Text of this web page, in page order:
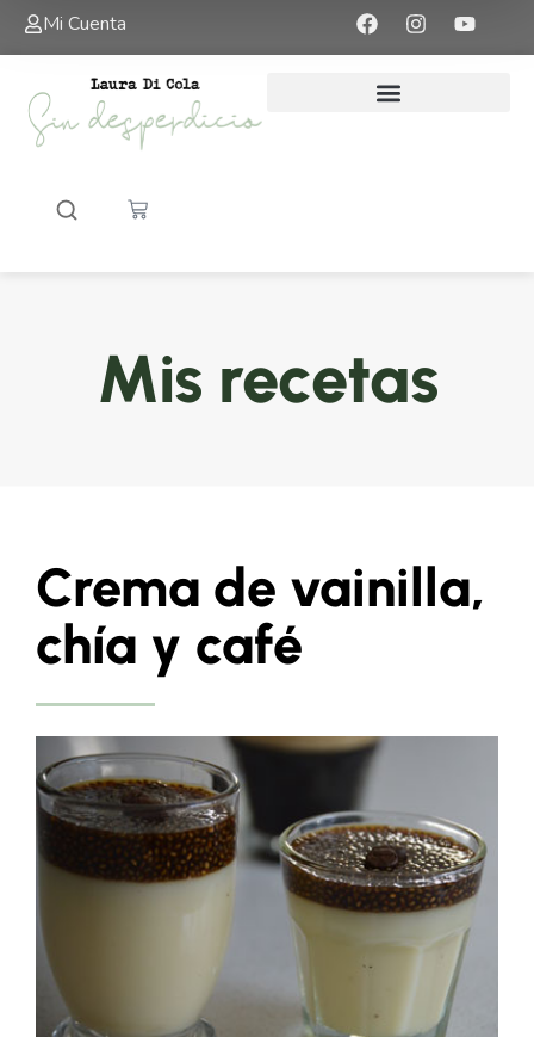
Mi Cuenta
Mis recetas
Crema de vainilla,
chía y café